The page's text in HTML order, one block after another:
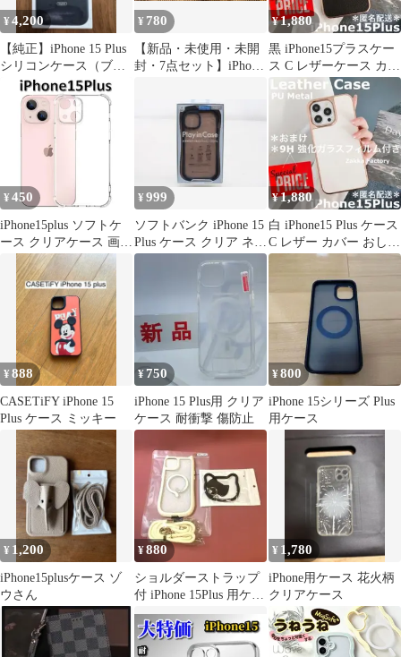
¥4,200
【純正】iPhone 15 Plus
シリコンケース（ブラ
ック）＆フィルム付き
¥ 780
【新品・未使用・未開
封・7点セット】iPhone
¥1,880
黒 iPhone15プラスケー
ス C レザーケース カバ
ー おしゃれ 韓国
¥ 450
iPhone15plus ソフトケ
ース クリアケース 画面
保護 TPU素材 耐衝撃
一体型レンズ保護 角落
ち防御
¥999
ソフトバンク iPhone 15
Plus ケース クリア ネイ
ビー… B927
¥1,880
白 iPhone15 Plus ケース
C レザー カバー おしゃ
れ 韓国
¥888
CASETiFY iPhone 15
Plus ケース ミッキー
¥750
iPhone 15 Plus用 クリア
ケース 耐衝撃 傷防止
¥800
iPhone 15シリーズ Plus
用ケース
¥ 1,200
iPhone15plusケース ゾ
ウさん
¥880
ショルダーストラップ
付 iPhone 15Plus 用ケー
ス 猫耳マグアイボリー
¥ 1,780
iPhone用ケース 花火柄
クリアケース